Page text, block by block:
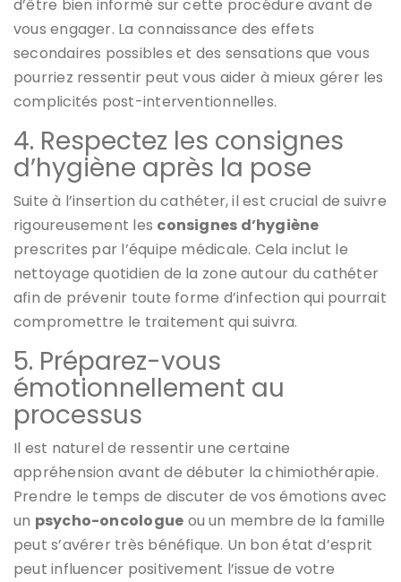
d’être bien informé sur cette procédure avant de
vous engager. La connaissance des effets
secondaires possibles et des sensations que vous
pourriez ressentir peut vous aider à mieux gérer les
complicités post-interventionnelles.
4. Respectez les consignes
d’hygiène après la pose
Suite à l’insertion du cathéter, il est crucial de suivre
rigoureusement les consignes d’hygiène
prescrites par l’équipe médicale. Cela inclut le
nettoyage quotidien de la zone autour du cathéter
afin de prévenir toute forme d’infection qui pourrait
compromettre le traitement qui suivra.
5. Préparez-vous
émotionnellement au
processus
Il est naturel de ressentir une certaine
appréhension avant de débuter la chimiothérapie.
Prendre le temps de discuter de vos émotions avec
un psycho-oncologue ou un membre de la famille
peut s’avérer très bénéfique. Un bon état d’esprit
peut influencer positivement l’issue de votre